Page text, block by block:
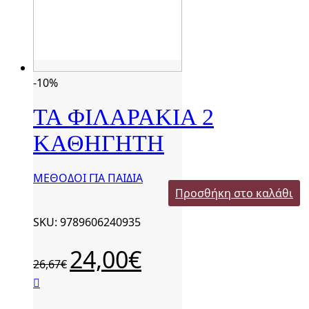
-10%
ΤΑ ΦΙΛΑΡΑΚΙΑ 2
ΚΑΘΗΓΗΤΗ
ΜΕΘΟΔΟΙ ΓΙΑ ΠΑΙΔΙΑ
Προσθήκη στο καλάθι
SKU: 9789606240935
26,67€
Original
price
24,00€